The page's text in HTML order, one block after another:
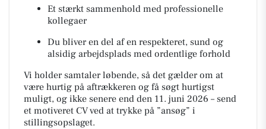
Et stærkt sammenhold med professionelle
kollegaer
Du bliver en del af en respekteret, sund og
alsidig arbejdsplads med ordentlige forhold
Vi holder samtaler løbende, så det gælder om at
være hurtig på aftrækkeren og få søgt hurtigst
muligt, og ikke senere end den 11. juni 2026 – send
et motiveret CV ved at trykke på ”ansøg” i
stillingsopslaget.